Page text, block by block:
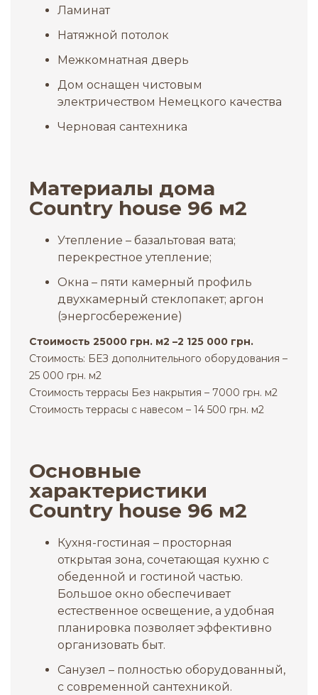
Ламинат
Натяжной потолок
Межкомнатная дверь
Дом оснащен чистовым
электричеством Немецкого качества
Черновая сантехника
Материалы дома
Сountry house 96 м2
Утепление – базальтовая вата;
перекрестное утепление;
Окна – пяти камерный профиль
двухкамерный стеклопакет; аргон
(энергосбережение)
Стоимость 25000 грн. м2 –2 125 000 грн.
Стоимость: БЕЗ дополнительного оборудования –
25 000 грн. м2
Стоимость террасы Без накрытия – 7000 грн. м2
Стоимость террасы с навесом – 14 500 грн. м2
Основные
характеристики
Сountry house 96 м2
Кухня-гостиная – просторная
открытая зона, сочетающая кухню с
обеденной и гостиной частью.
Большое окно обеспечивает
естественное освещение, а удобная
планировка позволяет эффективно
организовать быт.
Санузел – полностью оборудованный,
с современной сантехникой.